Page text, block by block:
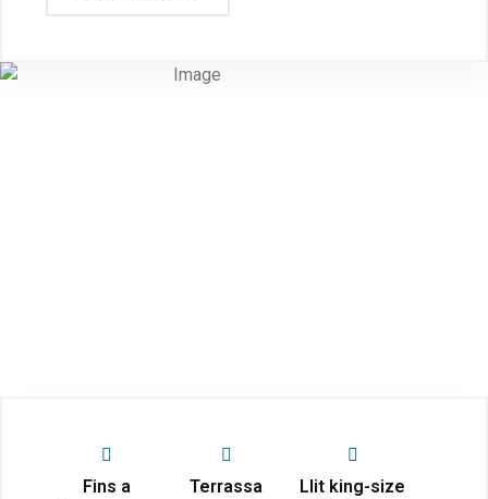
Fins a
Terrassa
Llit king-size